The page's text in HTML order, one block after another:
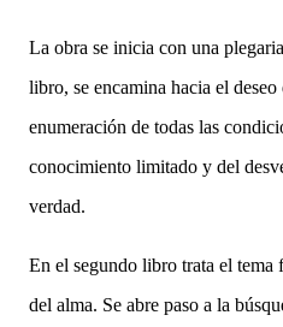
La obra se inicia con una
libro, se encamina hacia el
enumeración de todas las
conocimiento limitado y del
verdad.
En el segundo libro trata el
del alma. Se abre paso a la